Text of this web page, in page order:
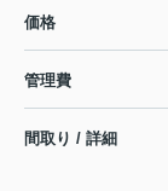
価格
管理費
間取り / 詳細